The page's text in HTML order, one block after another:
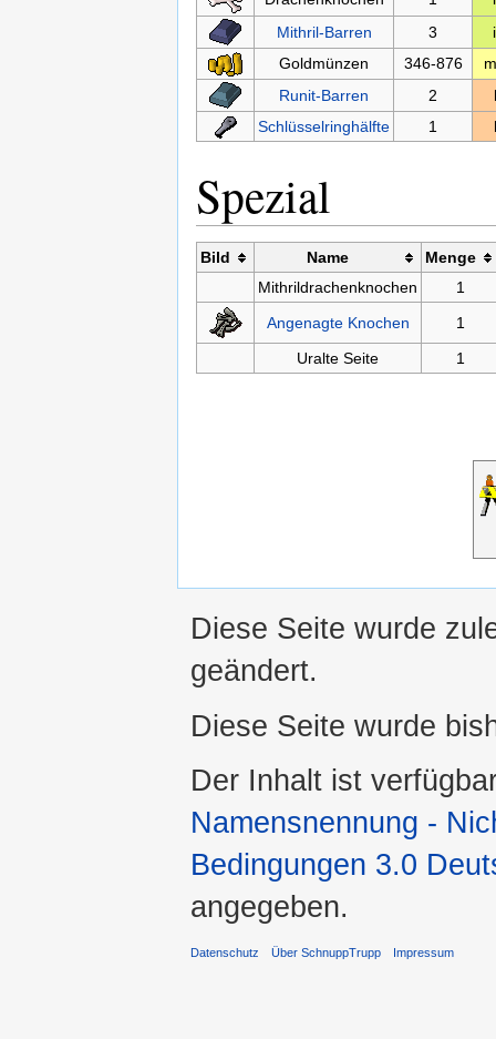
Mithril-Barren
3
Goldmünzen
346-876
Runit-Barren
2
Schlüsselringhälfte
1
Spezial
Bild Name
Menge
Mithrildrachenknochen
1
Angenagte Knochen
1
Uralte Seite
1
Diese Seite wurde
geändert.
Diese Seite wurde
Der Inhalt ist
Namensnennung -
Bedingungen 3.0
angegeben.
Datenschutz Über SchnuppTrupp Impressum